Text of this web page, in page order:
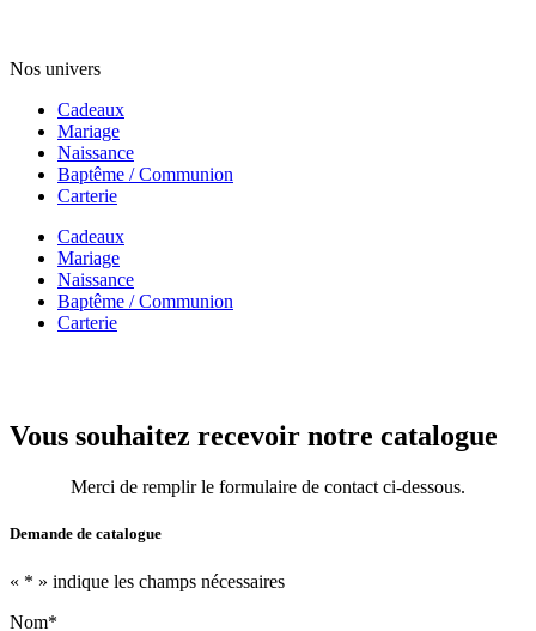
Nos univers
Cadeaux
Mariage
Naissance
Baptême / Communion
Carterie
Cadeaux
Mariage
Naissance
Baptême / Communion
Carterie
Vous souhaitez recevoir notre catalogue
Merci de remplir le formulaire de contact ci-dessous.
Demande de catalogue
« * » indique les champs nécessaires
Nom*